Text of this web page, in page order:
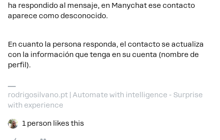
ha respondido al mensaje, en Manychat ese contacto
aparece como desconocido.
En cuanto la persona responda, el contacto se actualiza
con la información que tenga en su cuenta (nombre de
perfil).
rodrigosilvano.pt | Automate with intelligence - Surprise
with experience
1 person likes this